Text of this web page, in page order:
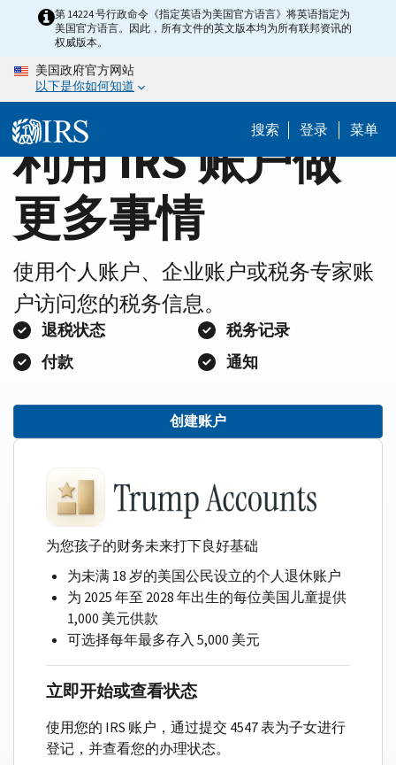
content
Home第 14224 号行政命令《指定英语为美国官方语言》将英语指定为
美国官方语言。因此，所有文件的英文版本均为所有联邦资讯的
权威版本。
美国政府官方网站
以下是你如何知道
搜索 登录 菜单
利用 IRS 账户做
更多事情
使用个人账户、企业账户或税务专家账
户访问您的税务信息。
退税状态
税务记录
付款
通知
创建账户
为您孩子的财务未来打下良好基础
为未满 18 岁的美国公民设立的个人退休账户
为 2025 年至 2028 年出生的每位美国儿童提供
1,000 美元供款
可选择每年最多存入 5,000 美元
立即开始或查看状态
使用您的 IRS 账户，通过提交 4547 表为子女进行
登记，并查看您的办理状态。